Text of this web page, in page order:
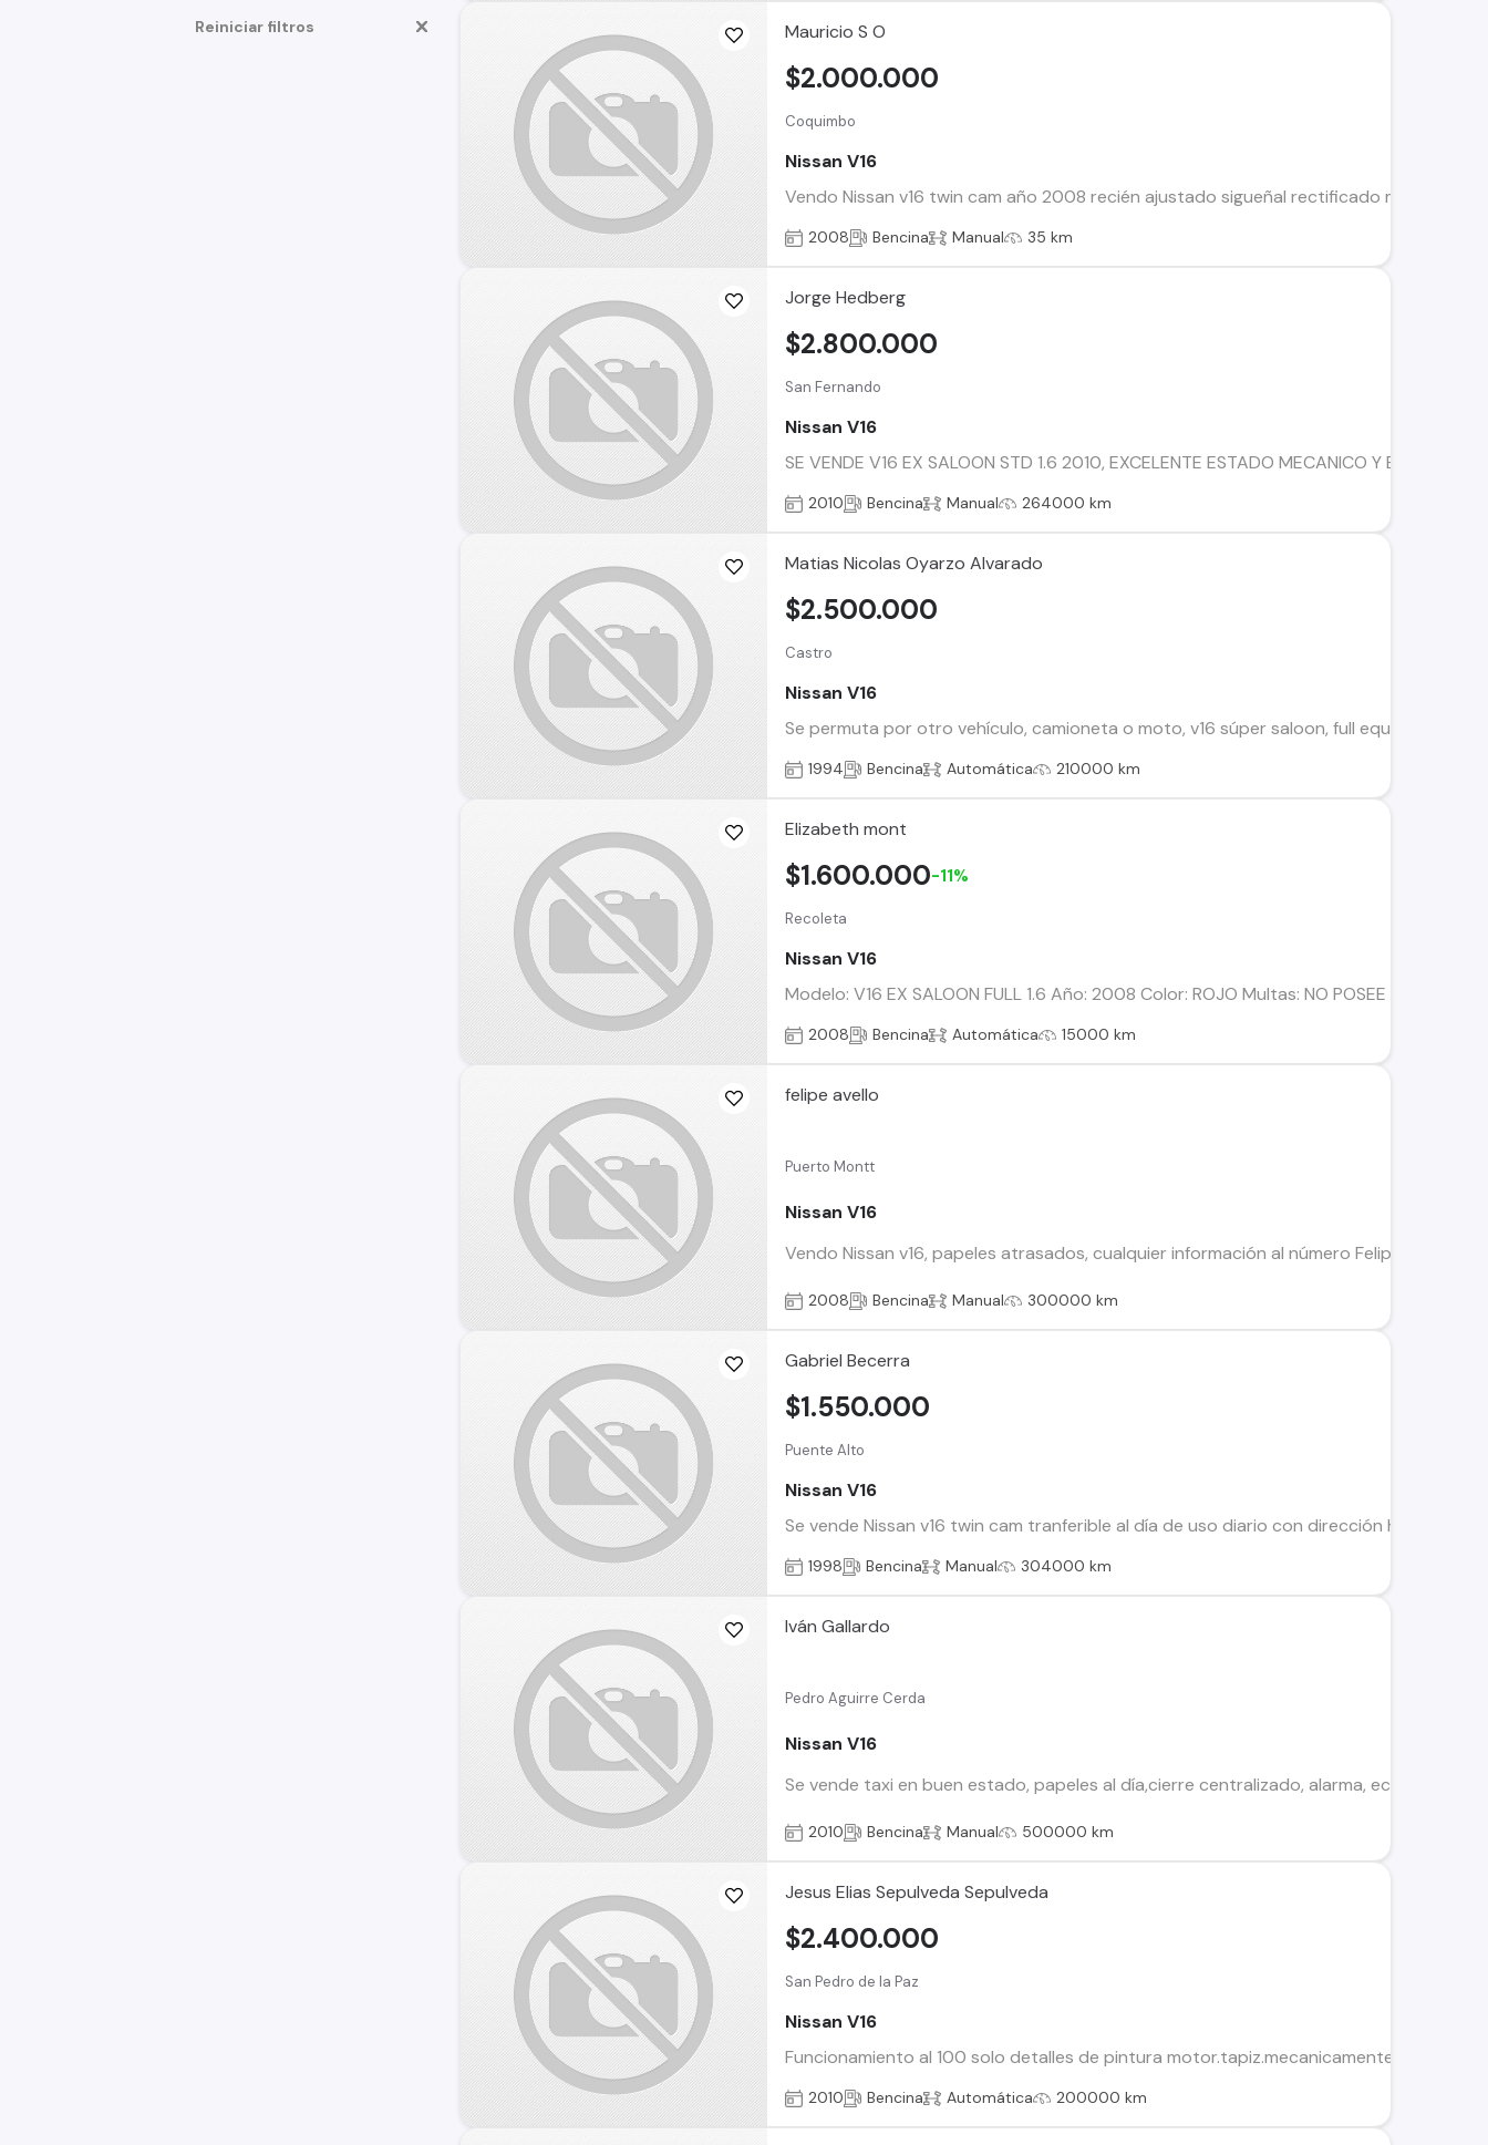
Reiniciar filtros Mauricio S O
Coquimbo
Nissan V16
Vendo Nissan v16 twin cam año 2008 recién ajustado sigueñal rectificado metales
$2.000.000
2008 Bencina Manual 35 km
Jorge Hedberg
San Fernando
Nissan V16
SE VENDE V16 EX SALOON STD 1.6 2010, EXCELENTE ESTADO MECANICO Y ESTETICO,
$2.800.000
2010 Bencina Manual 264000 km
Matias Nicolas Oyarzo Alvarado
Castro
Nissan V16
Se permuta por otro vehículo, camioneta o moto, v16 súper saloon, full equipo, tapa
$2.500.000
1994 Bencina Automática 210000 km
Elizabeth mont
Recoleta
Nissan V16
Modelo: V16 EX SALOON FULL 1.6 Año: 2008 Color: ROJO Multas: NO POSEE MULTA
$1.600.000-11%
2008 Bencina Automática 15000 km
felipe avello
Puerto Montt
Nissan V16
Vendo Nissan v16, papeles atrasados, cualquier información al número Felipe avello
2008 Bencina Manual 300000 km
Gabriel Becerra
Puente Alto
Nissan V16
Se vende Nissan v16 twin cam tranferible al día de uso diario con dirección
$1.550.000
1998 Bencina Manual 304000 km
Iván Gallardo
Pedro Aguirre Cerda
Nissan V16
Se vende taxi en buen estado, papeles al día,cierre centralizado, alarma, ect *Incluye
2010 Bencina Manual 500000 km
Jesus Elias Sepulveda Sepulveda
San Pedro de la Paz
Nissan V16
Funcionamiento al 100 solo detalles de pintura motor.tapiz.mecanicamente
$2.400.000
2010 Bencina Automática 200000 km